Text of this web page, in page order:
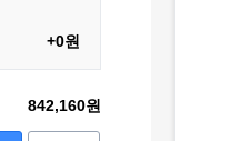
+0원
842,160원